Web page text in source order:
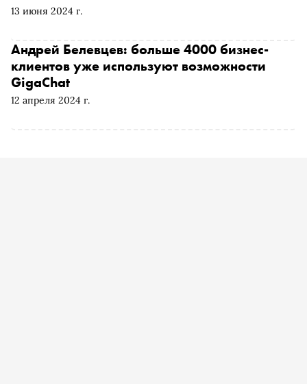
13 июня 2024 г.
правления Сбербанка Кирилл Царёв рассказал
упрощает жизнь сотрудников и клиентов
12 апреля 2024 г.
Андрей Белевцев: больше 4000 бизнес-
клиентов уже используют возможности
GigaChat